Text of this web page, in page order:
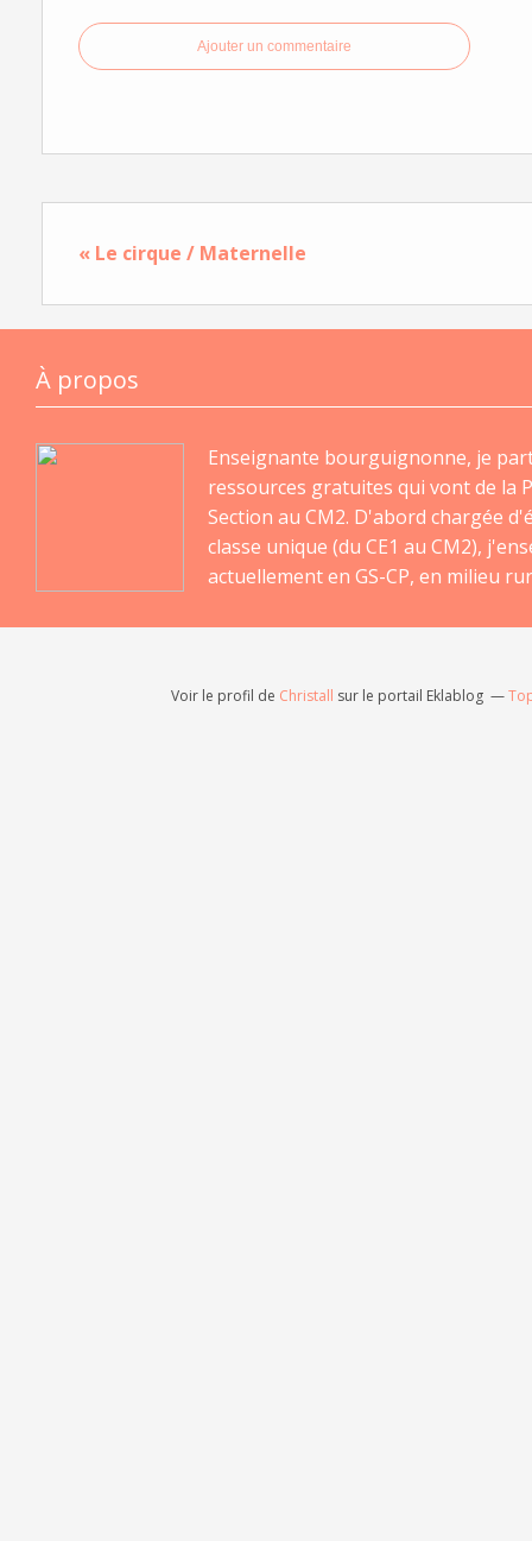
Ajouter un commentaire
« Le cirque / Maternelle
À propos
Enseignante bourguignonne, je
ressources gratuites qui vont de la
Section au CM2. D'abord chargée
classe unique (du CE1 au CM2),
actuellement en GS-CP, en milieu
Voir le profil de Christall sur le portail Eklablog